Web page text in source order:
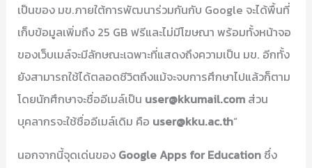
เป็นของ มข.ภายใต้การพัฒนาร่วมกันกับ Google จะได้พื้นที่
เก็บข้อมูลเพิ่มถึง 25 GB ฟรีและไม่มีโฆษณา พร้อมทั้งหน้าจอ
ของเว็บเมล์จะมีลักษณะเฉพาะที่แสดงถึงความเป็น มข. อีกทั้ง
ยังสามารถใช้ได้ตลอดชีวิตถึงแม้จะจบการศึกษาไปแล้วก็ตาม
โดยนักศึกษาจะชื่ออีเมล์เป็น user@kkumail.com ส่วน
บุคลากรจะใช้ชื่ออีเมล์เดิม คือ user@kku.ac.th“
นอกจากนี้จุดเด่นของ Google Apps for Education ซึ่ง